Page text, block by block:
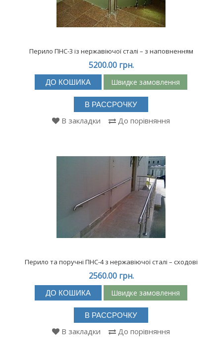
Перило ПНС-3 із нержавіючої сталі – з наповненням
5200.00 грн.
ДО КОШИКА Швидке замовлення
В РАССРОЧКУ
В закладки До порівняння
Перило та поручні ПНС-4 з нержавіючої сталі – сходові
2560.00 грн.
ДО КОШИКА Швидке замовлення
В РАССРОЧКУ
В закладки До порівняння